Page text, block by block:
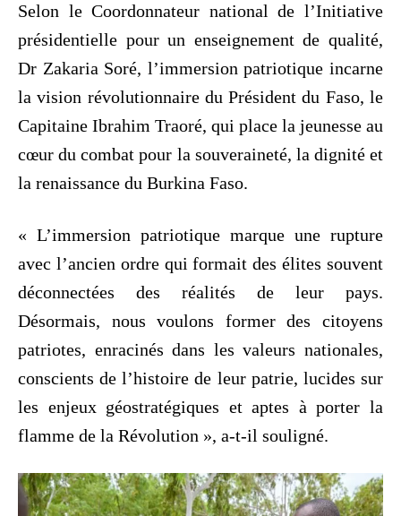
‎Selon le Coordonnateur national de l’Initiative
présidentielle pour un enseignement de qualité,
Dr Zakaria Soré, l’immersion patriotique incarne
la vision révolutionnaire du Président du Faso, le
Capitaine Ibrahim Traoré, qui place la jeunesse au
cœur du combat pour la souveraineté, la dignité et
la renaissance du Burkina Faso.
‎« L’immersion patriotique marque une rupture
avec l’ancien ordre qui formait des élites souvent
déconnectées des réalités de leur pays.
Désormais, nous voulons former des citoyens
patriotes, enracinés dans les valeurs nationales,
conscients de l’histoire de leur patrie, lucides sur
les enjeux géostratégiques et aptes à porter la
flamme de la Révolution », a-t-il souligné.